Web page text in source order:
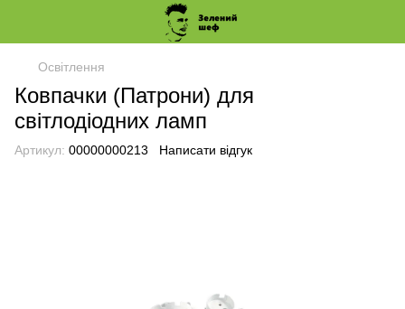
Освітлення
Ковпачки (Патрони) для
світлодіодних ламп
Артикул: 00000000213 Написати відгук